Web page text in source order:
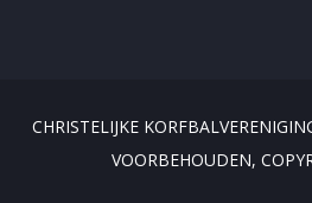
CHRISTELIJKE
VOORBEHOUDEN,